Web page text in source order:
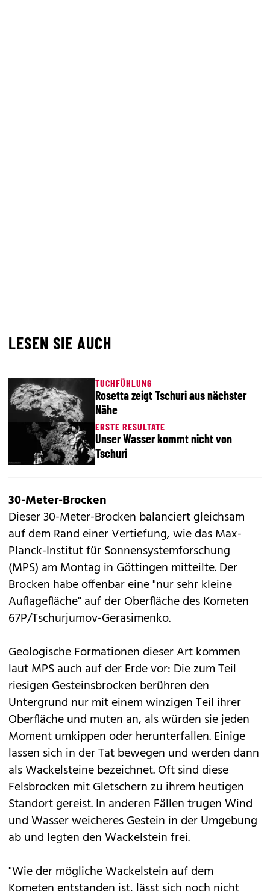
LESEN SIE AUCH
TUCHFÜHLUNG
Rosetta zeigt Tschuri aus nächster
Nähe
ERSTE RESULTATE
Unser Wasser kommt nicht von
Tschuri
30-Meter-Brocken
Dieser 30-Meter-Brocken balanciert gleichsam
auf dem Rand einer Vertiefung, wie das Max-
Planck-Institut für Sonnensystemforschung
(MPS) am Montag in Göttingen mitteilte. Der
Brocken habe offenbar eine "nur sehr kleine
Auflagefläche" auf der Oberfläche des Kometen
67P/Tschurjumov-Gerasimenko.
Geologische Formationen dieser Art kommen
laut MPS auch auf der Erde vor: Die zum Teil
riesigen Gesteinsbrocken berühren den
Untergrund nur mit einem winzigen Teil ihrer
Oberfläche und muten an, als würden sie jeden
Moment umkippen oder herunterfallen. Einige
lassen sich in der Tat bewegen und werden dann
als Wackelsteine bezeichnet. Oft sind diese
Felsbrocken mit Gletschern zu ihrem heutigen
Standort gereist. In anderen Fällen trugen Wind
und Wasser weicheres Gestein in der Umgebung
ab und legten den Wackelstein frei.
"Wie der mögliche Wackelstein auf dem